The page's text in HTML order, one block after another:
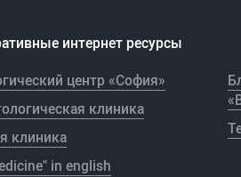
интернет ресурсы
центр «София»
клиника
клиника
in english